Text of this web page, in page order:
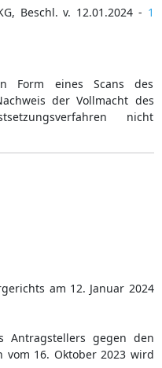
Beschl. v. 12.01.2024 - 1
Form eines Scans des
der Vollmacht des
nicht
am 12. Januar 2024
Antragstellers gegen den
vom 16. Oktober 2023 wird